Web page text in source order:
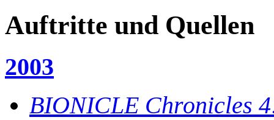
Auftritte und Quellen
2003
BIONICLE Chronicles